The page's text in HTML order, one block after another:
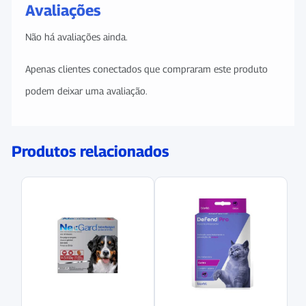
Avaliações
Não há avaliações ainda.
Apenas clientes conectados que compraram este produto
podem deixar uma avaliação.
Produtos relacionados